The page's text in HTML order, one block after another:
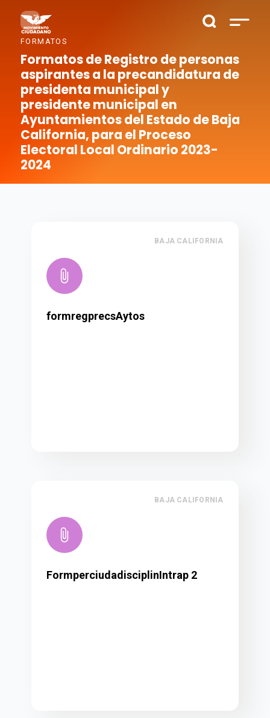
FORMATOS
Formatos de Registro de personas
aspirantes a la precandidatura de
presidenta municipal y
presidente municipal en
Ayuntamientos del Estado de Baja
California, para el Proceso
Electoral Local Ordinario 2023-
2024
BAJA CALIFORNIA
formregprecsAytos
BAJA CALIFORNIA
FormperciudadisciplinIntrap 2